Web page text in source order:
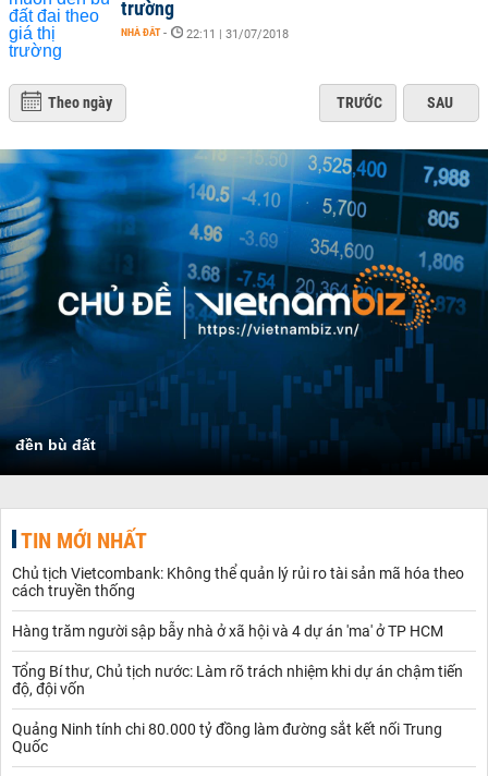
trường
NHÀ ĐẤT - 22:11 | 31/07/2018
Theo ngày TRƯỚC SAU
đền bù đất
TIN MỚI NHẤT
Chủ tịch Vietcombank: Không thể quản lý rủi ro tài sản mã hóa theo
cách truyền thống
Hàng trăm người sập bẫy nhà ở xã hội và 4 dự án 'ma' ở TP HCM
Tổng Bí thư, Chủ tịch nước: Làm rõ trách nhiệm khi dự án chậm tiến
độ, đội vốn
Quảng Ninh tính chi 80.000 tỷ đồng làm đường sắt kết nối Trung
Quốc